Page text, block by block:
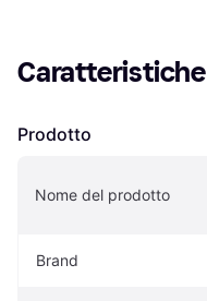
Caratteristiche
Prodotto
Nome del prodotto
Brand